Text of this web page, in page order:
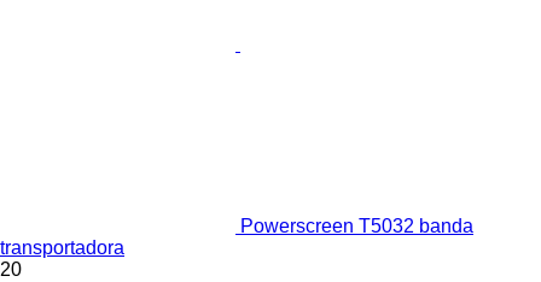
Powerscreen T5032 banda
transportadora
20